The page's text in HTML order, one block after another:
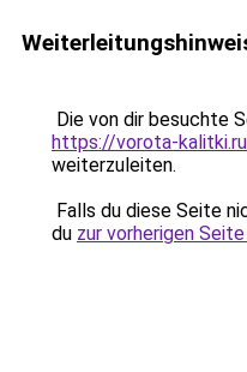
Die von dir besuchte
https://vorota-
weiterzuleiten.
Falls du diese Seite
du zur vorherigen